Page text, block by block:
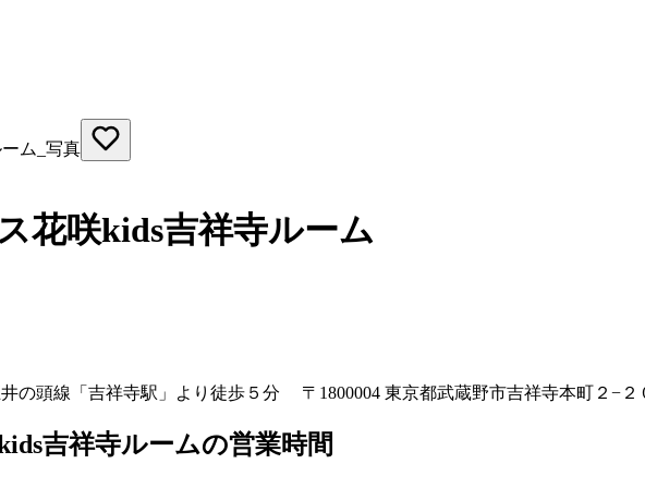
花咲kids吉祥寺ルーム
の頭線「吉祥寺駅」より徒歩５分 〒1800004 東京都武蔵野市吉祥寺本町２−
吉祥寺ルームの営業時間